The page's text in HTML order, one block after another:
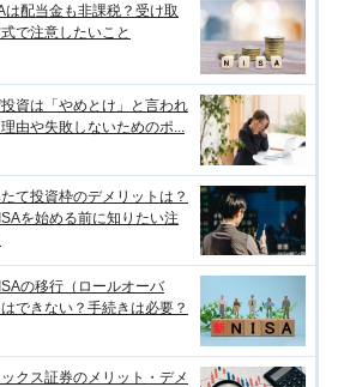
は配当金も非課税？受け取
で注意したいこと
資は「やめとけ」と言われ
由や失敗しないためのポ...
て投資枠のデメリットは？
を始める前に知りたい注
の移行（ロールオーバ
できない？手続きは必要？
クス証券のメリット・デメ